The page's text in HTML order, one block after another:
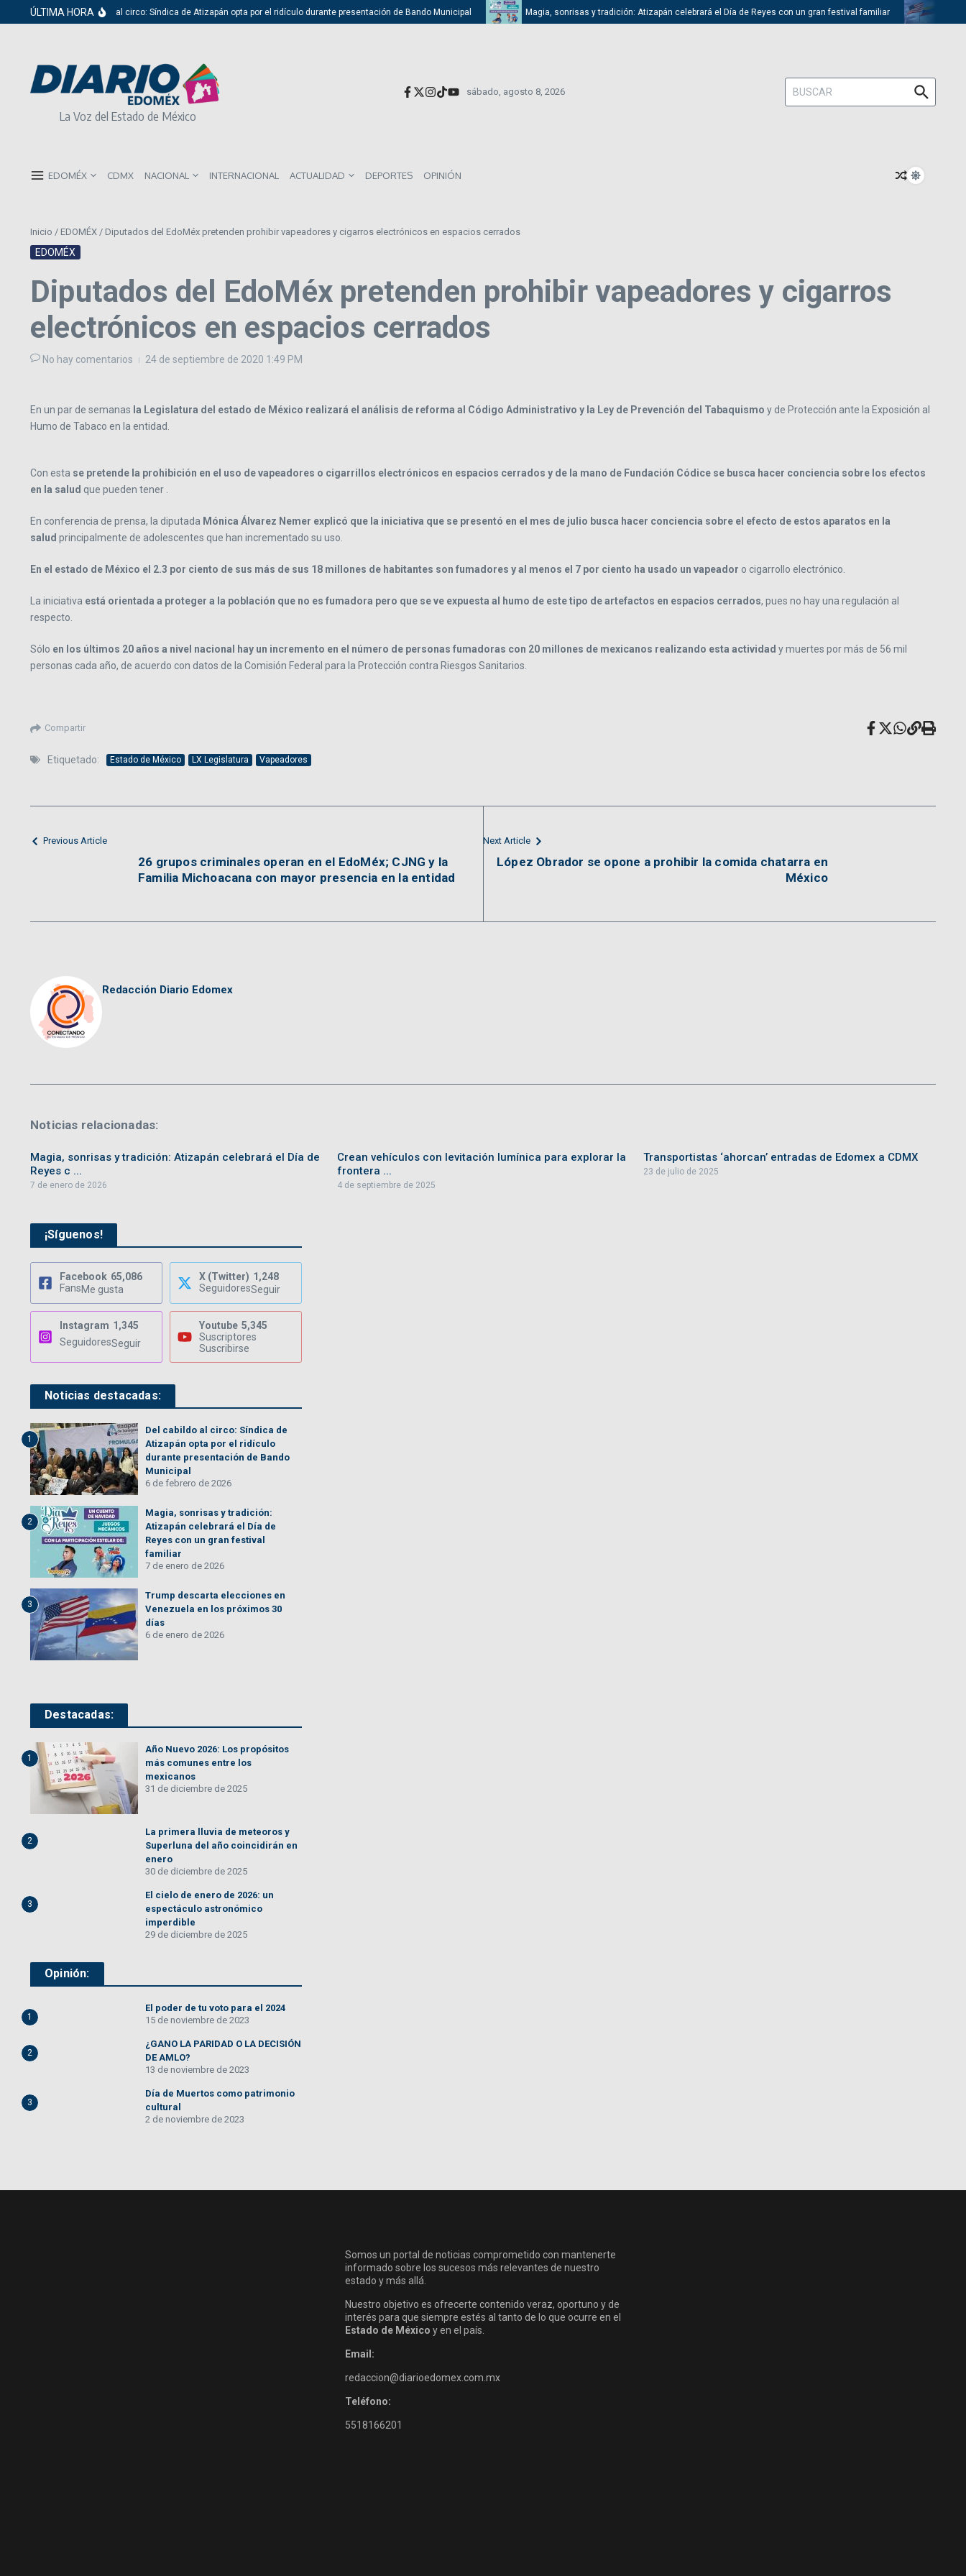
Saltar al contenido
ÚLTIMA HORA
Del cabildo al circo: Síndica de Atizapán opta por el ridículo durante presentación de Bando Municipal Magia, sonrisas y tradición: Atizapán celebrará el Día de Reyes con un gran festival familiar Trump
La Voz del Estado de México
sábado, agosto 8, 2026
Buscar:
EDOMÉX CDMX NACIONAL INTERNACIONAL ACTUALIDAD DEPORTES OPINIÓN
Inicio / EDOMÉX / Diputados del EdoMéx pretenden prohibir vapeadores y cigarros electrónicos en espacios cerrados
EDOMÉX
Diputados del EdoMéx pretenden prohibir vapeadores y cigarros
electrónicos en espacios cerrados
No hay comentarios 24 de septiembre de 2020 1:49 PM
En un par de semanas la Legislatura del estado de México realizará el análisis de reforma al Código Administrativo y la Ley de Prevención del Tabaquismo y de Protección ante la Exposición al
Humo de Tabaco en la entidad.
Con esta se pretende la prohibición en el uso de vapeadores o cigarrillos electrónicos en espacios cerrados y de la mano de Fundación Códice se busca hacer conciencia sobre los efectos
en la salud que pueden tener .
En conferencia de prensa, la diputada Mónica Álvarez Nemer explicó que la iniciativa que se presentó en el mes de julio busca hacer conciencia sobre el efecto de estos aparatos en la
salud principalmente de adolescentes que han incrementado su uso.
En el estado de México el 2.3 por ciento de sus más de sus 18 millones de habitantes son fumadores y al menos el 7 por ciento ha usado un vapeador o cigarrollo electrónico.
La iniciativa está orientada a proteger a la población que no es fumadora pero que se ve expuesta al humo de este tipo de artefactos en espacios cerrados, pues no hay una regulación al
respecto.
Sólo en los últimos 20 años a nivel nacional hay un incremento en el número de personas fumadoras con 20 millones de mexicanos realizando esta actividad y muertes por más de 56 mil
personas cada año, de acuerdo con datos de la Comisión Federal para la Protección contra Riesgos Sanitarios.
Compartir
Etiquetado: Estado de México LX Legislatura Vapeadores
Previous Article
26 grupos criminales operan en el EdoMéx; CJNG y la
Familia Michoacana con mayor presencia en la entidad
Next Article
López Obrador se opone a prohibir la comida chatarra en
México
Redacción Diario Edomex
Noticias relacionadas:
Magia, sonrisas y tradición: Atizapán celebrará el Día de
Reyes c ...
7 de enero de 2026
Crean vehículos con levitación lumínica para explorar la
frontera ...
4 de septiembre de 2025
Transportistas ‘ahorcan’ entradas de Edomex a CDMX
23 de julio de 2025
¡Síguenos!
Facebook 65,086
FansMe gusta
X (Twitter) 1,248
SeguidoresSeguir
Instagram 1,345
SeguidoresSeguir
Youtube 5,345
Suscriptores
Suscribirse
Noticias destacadas:
1
Del cabildo al circo: Síndica de
Atizapán opta por el ridículo
durante presentación de Bando
Municipal
6 de febrero de 2026
2
Magia, sonrisas y tradición:
Atizapán celebrará el Día de
Reyes con un gran festival
familiar
7 de enero de 2026
3
Trump descarta elecciones en
Venezuela en los próximos 30
días
6 de enero de 2026
Destacadas:
1
Año Nuevo 2026: Los propósitos
más comunes entre los
mexicanos
31 de diciembre de 2025
2
La primera lluvia de meteoros y
Superluna del año coincidirán en
enero
30 de diciembre de 2025
3
El cielo de enero de 2026: un
espectáculo astronómico
imperdible
29 de diciembre de 2025
Opinión:
1
El poder de tu voto para el 2024
15 de noviembre de 2023
2
¿GANO LA PARIDAD O LA DECISIÓN
DE AMLO?
13 de noviembre de 2023
3
Día de Muertos como patrimonio
cultural
2 de noviembre de 2023
Somos un portal de noticias comprometido con mantenerte
informado sobre los sucesos más relevantes de nuestro
estado y más allá.
Nuestro objetivo es ofrecerte contenido veraz, oportuno y de
interés para que siempre estés al tanto de lo que ocurre en el
Estado de México y en el país.
Email:
redaccion@diarioedomex.com.mx
Teléfono:
5518166201